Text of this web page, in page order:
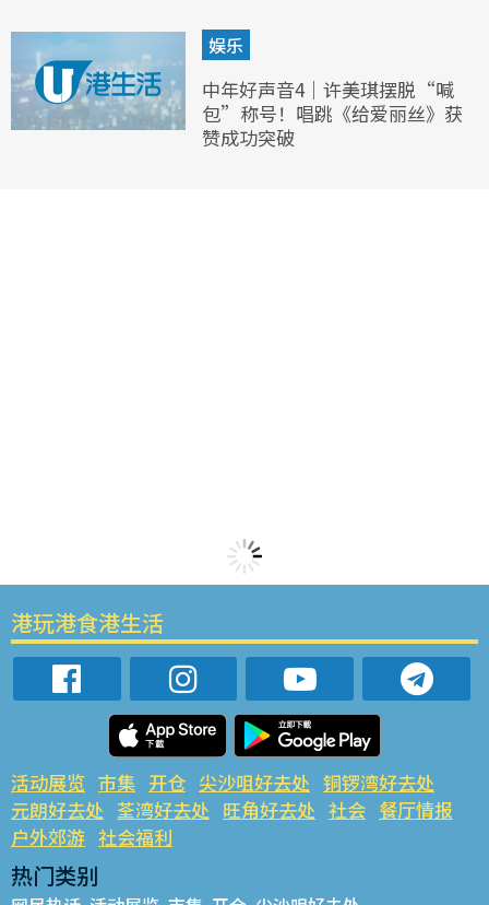
娱乐
中年好声音4｜许美琪摆脱“喊
包”称号！唱跳《给爱丽丝》获
赞成功突破
港玩港食港生活
活动展览 市集 开仓 尖沙咀好去处 铜锣湾好去处
元朗好去处 荃湾好去处 旺角好去处 社会 餐厅情报
户外郊游 社会福利
热门类别